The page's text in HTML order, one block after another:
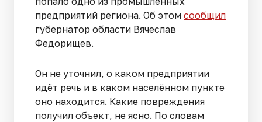
предприятий региона. Об этом сообщил
губернатор области Вячеслав
Федорищев.
Он не уточнил, о каком предприятии
идёт речь и в каком населённом пункте
оно находится. Какие повреждения
получил объект, не ясно. По словам